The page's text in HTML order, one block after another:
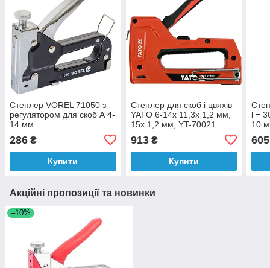
Степлер VOREL 71050 з
регулятором для скоб А 4-
14 мм
286 ₴
Купити
Степлер для скоб і цвяхів
YATO 6-14х 11,3х 1,2 мм,
15х 1,2 мм, YT-70021
913₴
Купити
l =
10
605
Акційні пропозиції та новинки
–10%